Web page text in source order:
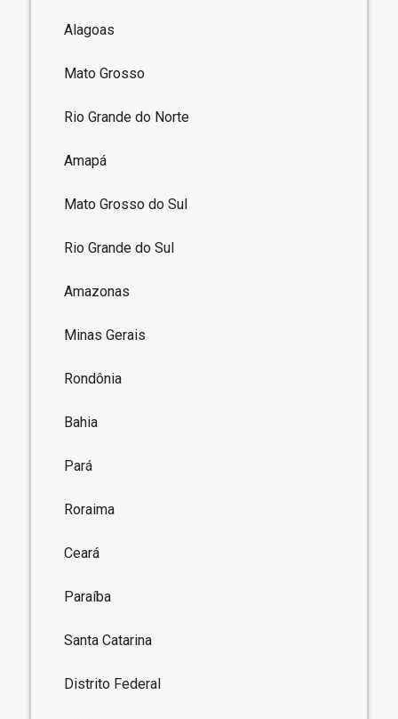
Alagoas
Mato Grosso
Rio Grande do Norte
Amapá
Mato Grosso do Sul
Rio Grande do Sul
Amazonas
Minas Gerais
Rondônia
Bahia
Pará
Roraima
Ceará
Paraíba
Santa Catarina
Distrito Federal